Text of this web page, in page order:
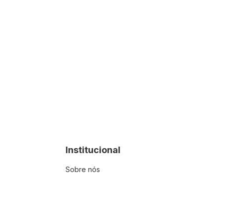
Institucional
Sobre nós